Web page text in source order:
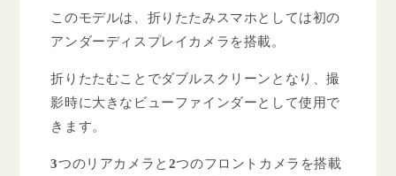
このモデルは、折りたたみスマホとしては初の
アンダーディスプレイカメラを搭載。
折りたたむことでダブルスクリーンとなり、撮
影時に大きなビューファインダーとして使用で
きます。
3つのリアカメラと 2つのフロントカメラを搭載